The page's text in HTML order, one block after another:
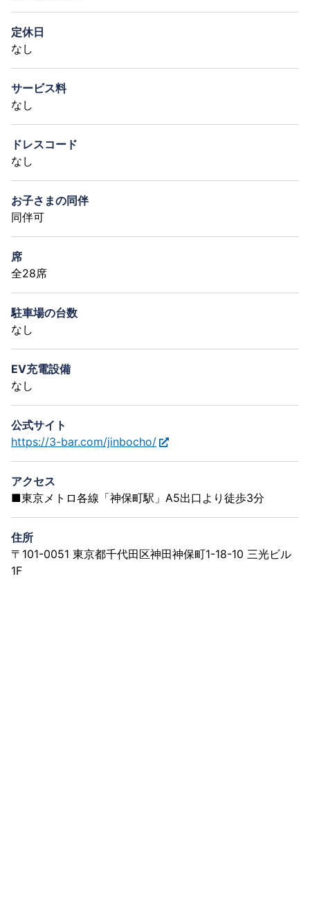
定休日
なし
サービス料
なし
ドレスコード
なし
お子さまの同伴
同伴可
席
全28席
駐車場の台数
なし
EV充電設備
なし
公式サイト
https://3-bar.com/jinbocho/
アクセス
■東京メトロ各線「神保町駅」A5出口より徒歩3分
住所
〒101-0051 東京都千代田区神田神保町1-18-10 三光ビル
1F